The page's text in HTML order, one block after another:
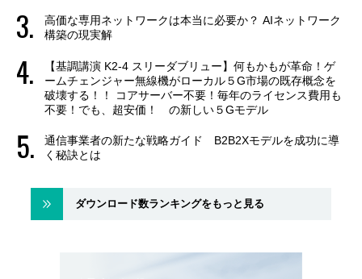
高価な専用ネットワークは本当に必要か？ AIネットワーク
構築の現実解
【基調講演 K2-4 スリーダブリュー】何もかもが革命！ゲ
ームチェンジャー無線機がローカル５G市場の既存概念を
破壊する！！ コアサーバー不要！毎年のライセンス費用も
不要！でも、超安価！ の新しい５Gモデル
通信事業者の新たな戦略ガイド B2B2Xモデルを成功に導
く秘訣とは
ダウンロード数ランキングをもっと見る